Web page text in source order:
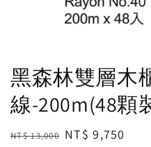
黑森林雙層木
線-200m(48顆
Regular
NT$ 13,000 Sale
NT$ 9,750